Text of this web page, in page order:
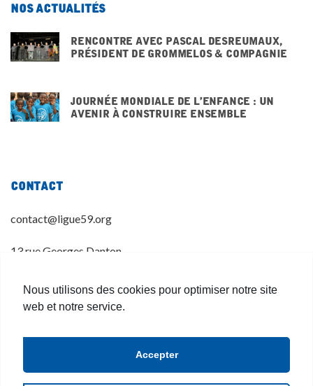
Nous utilisons des cookies pour optimiser notre site
web et notre service.
Accepter
Nos actualités
Rencontre avec pascal desreumaux,
président de grommelos & compagnie
Journée mondiale de l’enfance : un
avenir à construire ensemble
Contact
contact@ligue59.org
13 rue Georges Danton
03 20 14 55 00